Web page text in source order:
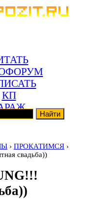
КП
› ПРОКАТИМСЯ ›
свадьба))